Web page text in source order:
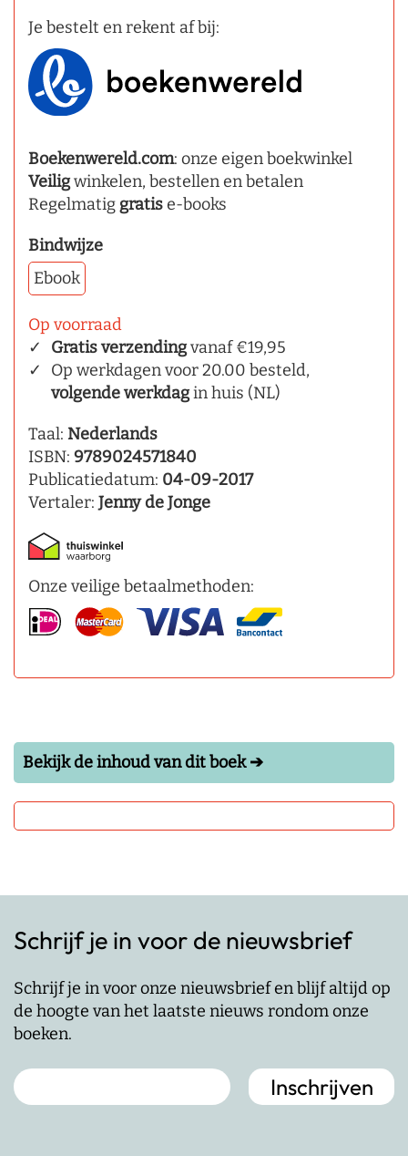
Je bestelt en rekent af bij:
Boekenwereld.com: onze eigen boekwinkel
Veiligwinkelen, bestellen en betalen
Regelmatig gratise-books
Bindwijze
Ebook
Op voorraad
Gratis verzendingvanaf €19,95
Op werkdagen voor 20.00 besteld,
volgende werkdagin huis (NL)
Taal: Nederlands
ISBN: 9789024571840
Publicatiedatum: 04-09-2017
Vertaler: Jenny de Jonge
Onze veilige betaalmethoden:
Bekijk de inhoud van dit boek ➔
Schrijf je in voor de nieuwsbrief
Schrijf je in voor onze nieuwsbrief en blijf altijd op
de hoogte van het laatste nieuws rondom onze
boeken.